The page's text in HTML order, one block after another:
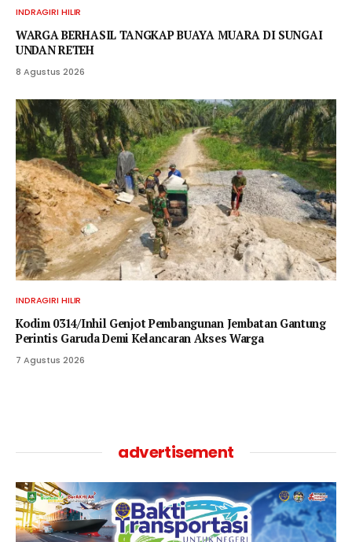
INDRAGIRI HILIR
WARGA BERHASIL TANGKAP BUAYA MUARA DI SUNGAI
UNDAN RETEH
8 Agustus 2026
INDRAGIRI HILIR
Kodim 0314/Inhil Genjot Pembangunan Jembatan Gantung
Perintis Garuda Demi Kelancaran Akses Warga
7 Agustus 2026
advertisement